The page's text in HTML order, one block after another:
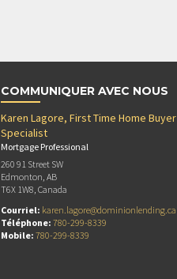
COMMUNIQUER AVEC NOUS
Karen Lagore, First Time Home Buyer
Specialist
Mortgage Professional
260 91 Street SW
Edmonton, AB
T6X 1W8, Canada
Courriel: karen.lagore@dominionlending.ca
Téléphone: 780-299-8339
Mobile: 780-299-8339